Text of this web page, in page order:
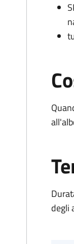
degli